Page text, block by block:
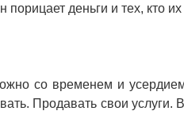
деньги и тех, кто их
со временем и
Продавать свои услуги.